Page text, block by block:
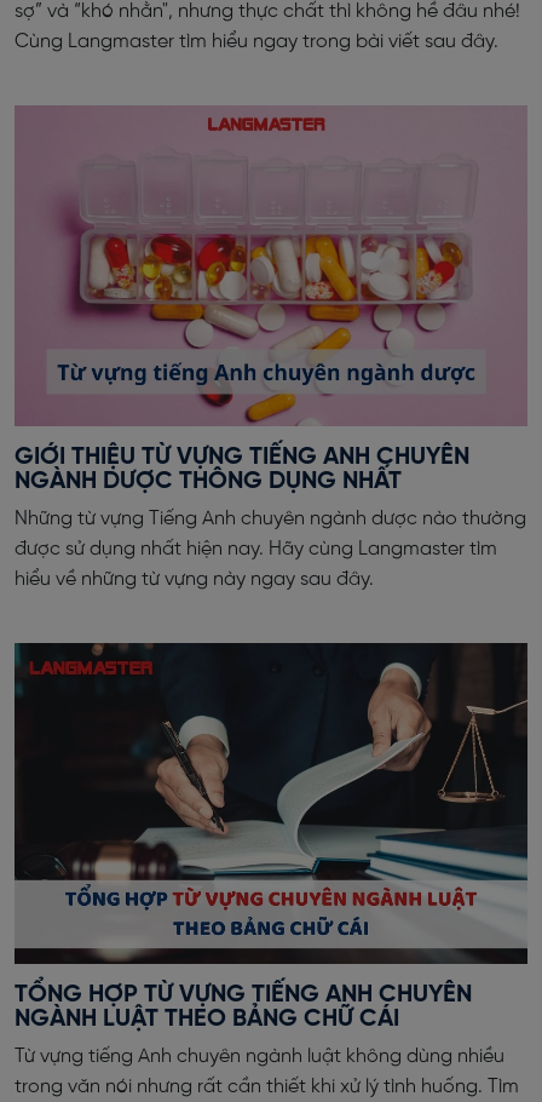
sợ” và “khó nhằn", nhưng thực chất thì không hề đâu nhé!
Cùng Langmaster tìm hiểu ngay trong bài viết sau đây.
GIỚI THIỆU TỪ VỰNG TIẾNG ANH CHUYÊN
NGÀNH DƯỢC THÔNG DỤNG NHẤT
Những từ vựng Tiếng Anh chuyên ngành dược nào thường
được sử dụng nhất hiện nay. Hãy cùng Langmaster tìm
hiểu về những từ vựng này ngay sau đây.
TỔNG HỢP TỪ VỰNG TIẾNG ANH CHUYÊN
NGÀNH LUẬT THEO BẢNG CHỮ CÁI
Từ vựng tiếng Anh chuyên ngành luật không dùng nhiều
trong văn nói nhưng rất cần thiết khi xử lý tình huống. Tìm